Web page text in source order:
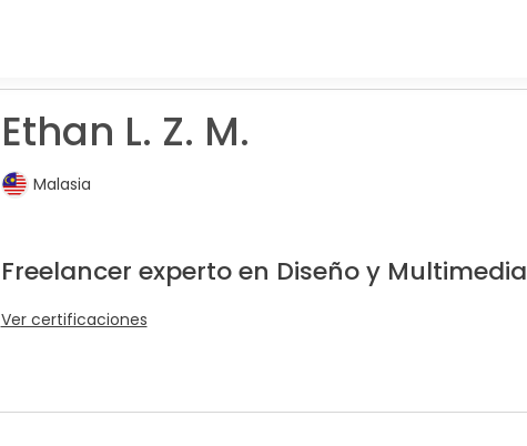
Ethan L. Z. M.
Malasia
Freelancer experto en Diseño y Multimedia
Ver certificaciones